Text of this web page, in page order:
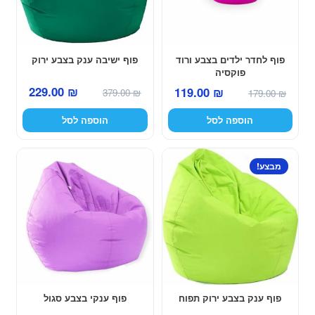
פוף לחדר ילדים בצבע ורוד
פוקסיה
179.00₪
המחיר
המקורי
היה:
119.00 ₪
הנוכחי
הוא:
הוספה לסל
פוף ישיבה ענק בצבע ירוק
379.00₪
המחיר
המקורי
היה:
229.00 ₪
הוא:
הוספה לסל
פוף ענק בצבע ירוק תפוח
מבצע!
פוף ענקי בצבע סגול